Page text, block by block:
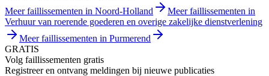
Meer faillissementen in Noord-Holland
Meer faillissementen in
Verhuur van roerende goederen en overige zakelijke dienstverlening
Meer faillissementen in Purmerend
GRATIS
Volg faillissementen gratis
Registreer en ontvang meldingen bij nieuwe publicaties